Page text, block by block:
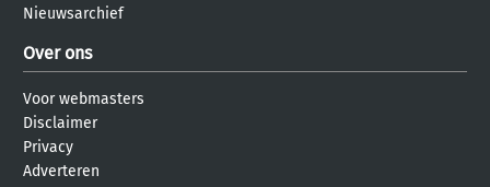
Nieuwsarchief
Over ons
Voor webmasters
Disclaimer
Privacy
Adverteren